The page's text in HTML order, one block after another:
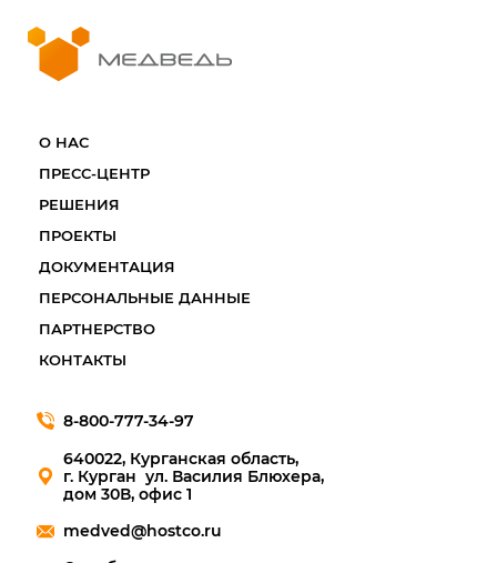
О НАС
ПРЕСС-ЦЕНТР
РЕШЕНИЯ
ПРОЕКТЫ
ДОКУМЕНТАЦИЯ
ПЕРСОНАЛЬНЫЕ ДАННЫЕ
ПАРТНЕРСТВО
КОНТАКТЫ
8-800-777-34-97
640022, Курганская область,
г. Курган ул. Василия Блюхера,
дом 30В, офис 1
medved@hostco.ru